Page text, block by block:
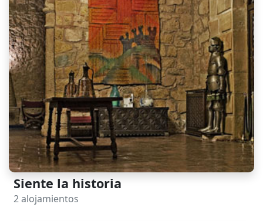
Siente la historia
2 alojamientos